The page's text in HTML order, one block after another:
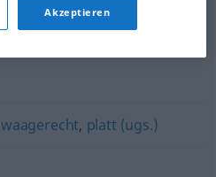
waagerecht, platt (ugs.)
Akzeptieren